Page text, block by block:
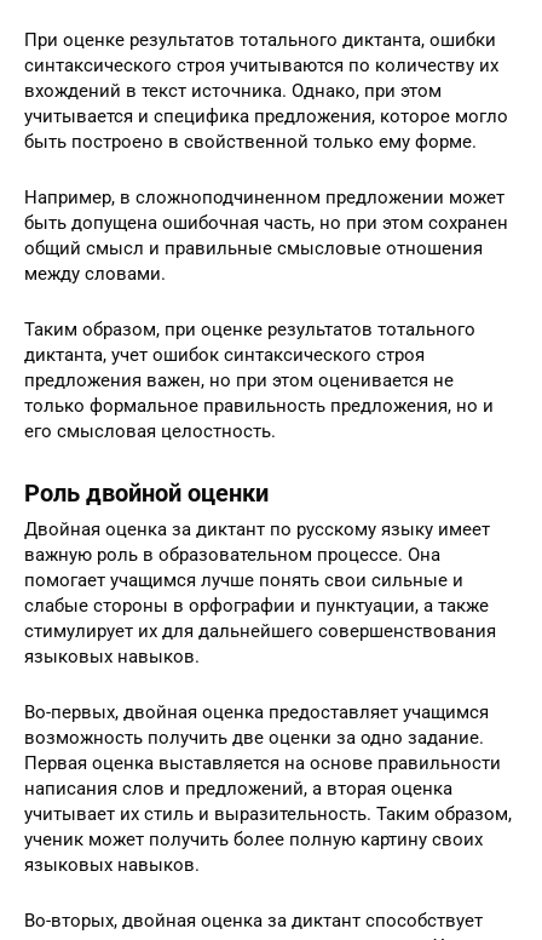
При оценке результатов тотального диктанта, ошибки
синтаксического строя учитываются по количеству их
вхождений в текст источника. Однако, при этом
учитывается и специфика предложения, которое могло
быть построено в свойственной только ему форме.
Например, в сложноподчиненном предложении может
быть допущена ошибочная часть, но при этом сохранен
общий смысл и правильные смысловые отношения
между словами.
Таким образом, при оценке результатов тотального
диктанта, учет ошибок синтаксического строя
предложения важен, но при этом оценивается не
только формальное правильность предложения, но и
его смысловая целостность.
Роль двойной оценки
Двойная оценка за диктант по русскому языку имеет
важную роль в образовательном процессе. Она
помогает учащимся лучше понять свои сильные и
слабые стороны в орфографии и пунктуации, а также
стимулирует их для дальнейшего совершенствования
языковых навыков.
Во-первых, двойная оценка предоставляет учащимся
возможность получить две оценки за одно задание.
Первая оценка выставляется на основе правильности
написания слов и предложений, а вторая оценка
учитывает их стиль и выразительность. Таким образом,
ученик может получить более полную картину своих
языковых навыков.
Во-вторых, двойная оценка за диктант способствует